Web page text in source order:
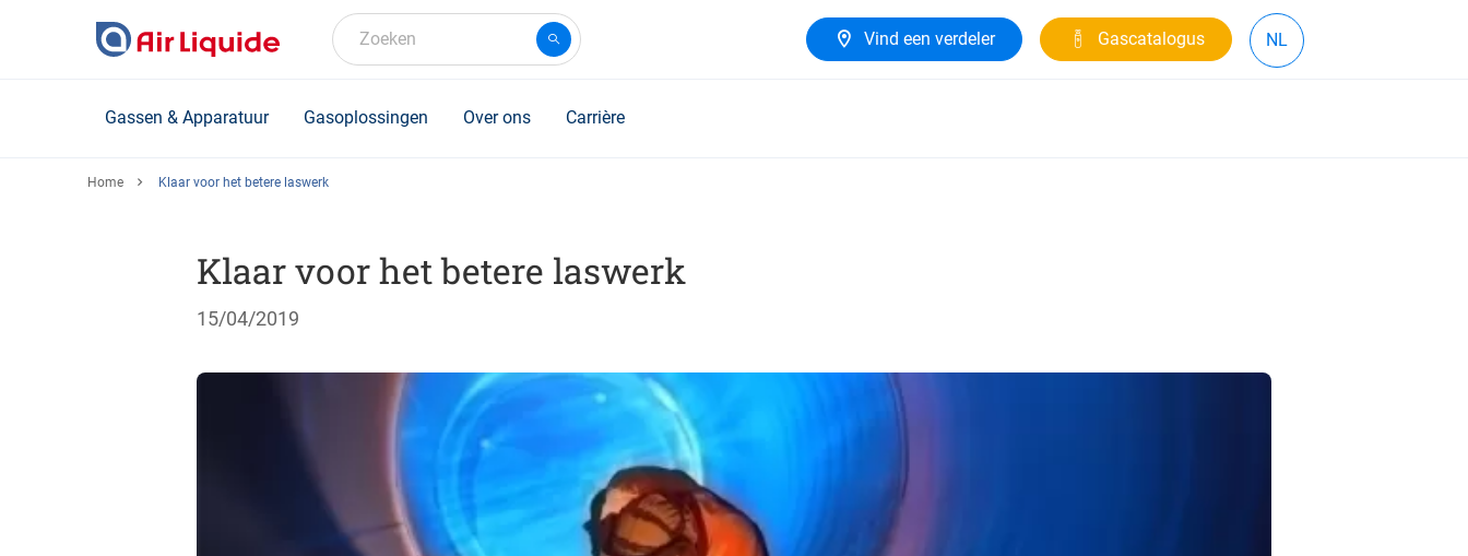
Zoeken Vind een verdeler Gascatalogus NL
Gassen & Apparatuur Gasoplossingen Over ons Carrière
Home Klaar voor het betere laswerk
Klaar voor het betere laswerk
15/04/2019